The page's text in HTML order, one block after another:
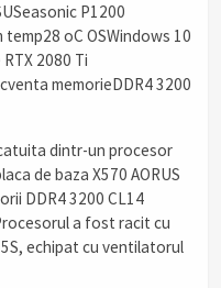
P1200
oC OSWindows 10
2080 Ti
memorieDDR4 3200
dintr-un procesor
de baza X570 AORUS
DDR4 3200 CL14
a fost racit cu
echipat cu ventilatorul